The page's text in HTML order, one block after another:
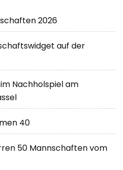
2026
auf der
Nachholspiel am
40
50 Mannschaften vom